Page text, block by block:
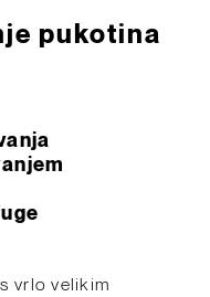
pukotina
vrlo velikim